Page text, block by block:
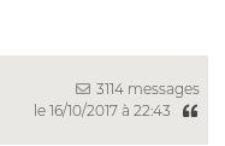
3114 messages
le 16/10/2017 à 22:43